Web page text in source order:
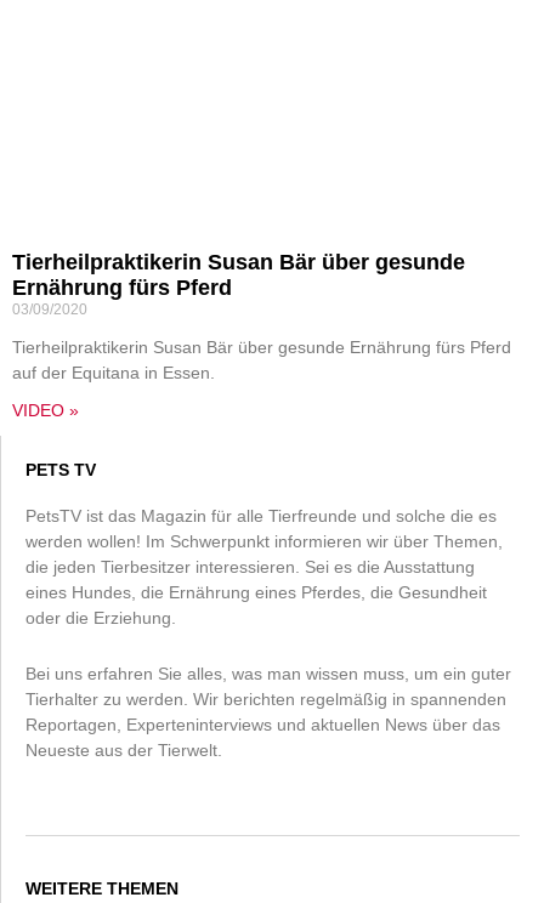
Tierheilpraktikerin Susan Bär über gesunde
Ernährung fürs Pferd
03/09/2020
Tierheilpraktikerin Susan Bär über gesunde Ernährung fürs Pferd
auf der Equitana in Essen.
VIDEO »
PETS TV
PetsTV ist das Magazin für alle Tierfreunde und solche die es
werden wollen! Im Schwerpunkt informieren wir über Themen,
die jeden Tierbesitzer interessieren. Sei es die Ausstattung
eines Hundes, die Ernährung eines Pferdes, die Gesundheit
oder die Erziehung.
Bei uns erfahren Sie alles, was man wissen muss, um ein guter
Tierhalter zu werden. Wir berichten regelmäßig in spannenden
Reportagen, Experteninterviews und aktuellen News über das
Neueste aus der Tierwelt.
WEITERE THEMEN